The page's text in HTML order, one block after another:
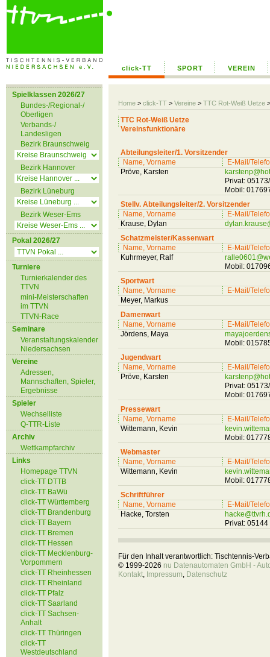
click-TT SPORT VEREIN
Home > click-TT > Vereine > TTC Rot-Weiß Uetze >
Spielklassen 2026/27
Bundes-/Regional-/
Oberligen
Verbands-/
Landesligen
Bezirk Braunschweig
Bezirk Hannover
Bezirk Lüneburg
Bezirk Weser-Ems
Pokal 2026/27
Turniere
Turnierkalender des
TTVN
mini-Meisterschaften
im TTVN
TTVN-Race
Seminare
Veranstaltungskalender
Niedersachsen
Vereine
Adressen,
Mannschaften, Spieler,
Ergebnisse
Spieler
Wechselliste
Q-TTR-Liste
Archiv
Wettkampfarchiv
Links
Homepage TTVN
click-TT DTTB
click-TT BaWü
click-TT Württemberg
click-TT Brandenburg
click-TT Bayern
click-TT Bremen
click-TT Hessen
click-TT Mecklenburg-
Vorpommern
click-TT Rheinhessen
click-TT Rheinland
click-TT Pfalz
click-TT Saarland
click-TT Sachsen-
Anhalt
click-TT Thüringen
click-TT
Westdeutschland
TTC Rot-Weiß Uetze
Vereinsfunktionäre
Abteilungsleiter/1. Vorsitzender
Name, Vorname
E-Mail/
Pröve, Karsten
Privat:
Mobil:
Stellv. Abteilungsleiter/2. Vorsitzender
Name, Vorname
E-Mail/
Krause, Dylan
Schatzmeister/Kassenwart
Name, Vorname
E-Mail/
Kuhrmeyer, Ralf
Mobil:
Sportwart
Name, Vorname
E-Mail/
Meyer, Markus
Damenwart
Name, Vorname
E-Mail/
Jördens, Maya
Mobil:
Jugendwart
Name, Vorname
E-Mail/
Pröve, Karsten
Privat:
Mobil:
Pressewart
Name, Vorname
E-Mail/
Wittemann, Kevin
Mobil:
Webmaster
Name, Vorname
E-Mail/
Wittemann, Kevin
Mobil:
Schriftführer
Name, Vorname
E-Mail/
Hacke, Torsten
Privat:
Für den Inhalt verantwortlich: Tischtennis-
© 1999-2026 nu Datenautomaten GmbH -
Kontakt, Impressum, Datenschutz